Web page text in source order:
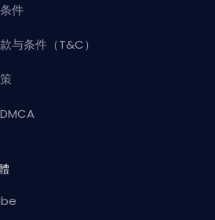
件
与条件（T&C）